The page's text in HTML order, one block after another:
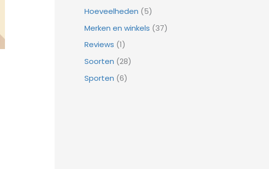
Hoeveelheden (5)
Merken en winkels (37)
Reviews (1)
Soorten (28)
Sporten (6)